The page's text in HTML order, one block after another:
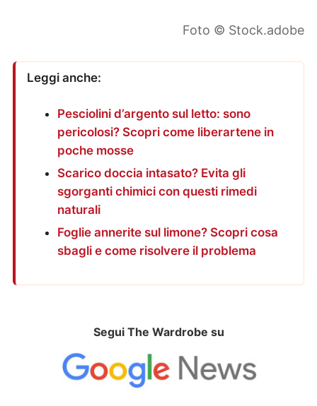
Foto © Stock.adobe
Leggi anche:
Pesciolini d’argento sul letto: sono
pericolosi? Scopri come liberartene in
poche mosse
Scarico doccia intasato? Evita gli
sgorganti chimici con questi rimedi
naturali
Foglie annerite sul limone? Scopri cosa
sbagli e come risolvere il problema
Segui The Wardrobe su